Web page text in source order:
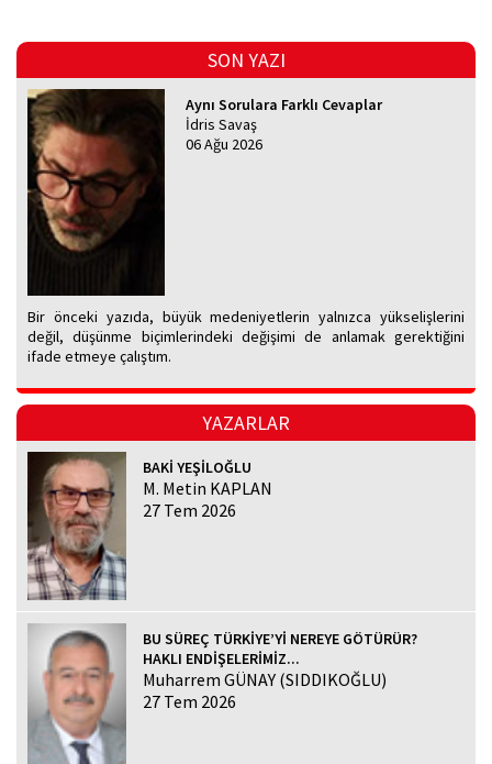
SON YAZI
Aynı Sorulara Farklı Cevaplar
İdris Savaş
06 Ağu 2026
Bir önceki yazıda, büyük medeniyetlerin yalnızca yükselişlerini
değil, düşünme biçimlerindeki değişimi de anlamak gerektiğini
ifade etmeye çalıştım.
YAZARLAR
BAKİ YEŞİLOĞLU
M. Metin KAPLAN
27 Tem 2026
BU SÜREÇ TÜRKİYE’Yİ NEREYE GÖTÜRÜR?
HAKLI ENDİŞELERİMİZ...
Muharrem GÜNAY (SIDDIKOĞLU)
27 Tem 2026